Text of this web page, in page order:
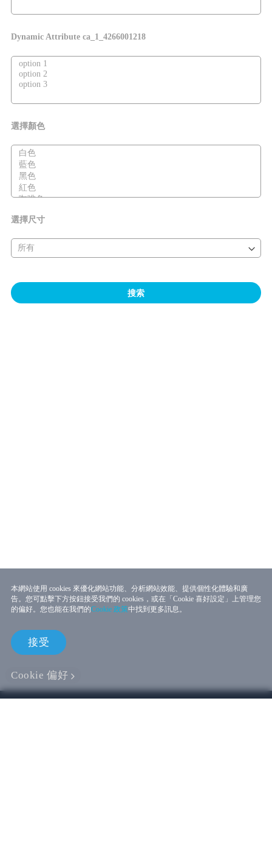
Dynamic Attribute ca_1_4266001218
選擇顏色
選擇尺寸
搜索
本網站使用 cookies 來優化網站功能、分析網站效能、提供個性化體驗和廣
告。您可點擊下方按鈕接受我們的 cookies，或在「Cookie 喜好設定」上管理您
的偏好。您也能在我們的Cookie 政策中找到更多訊息。
接受
Cookie 偏好